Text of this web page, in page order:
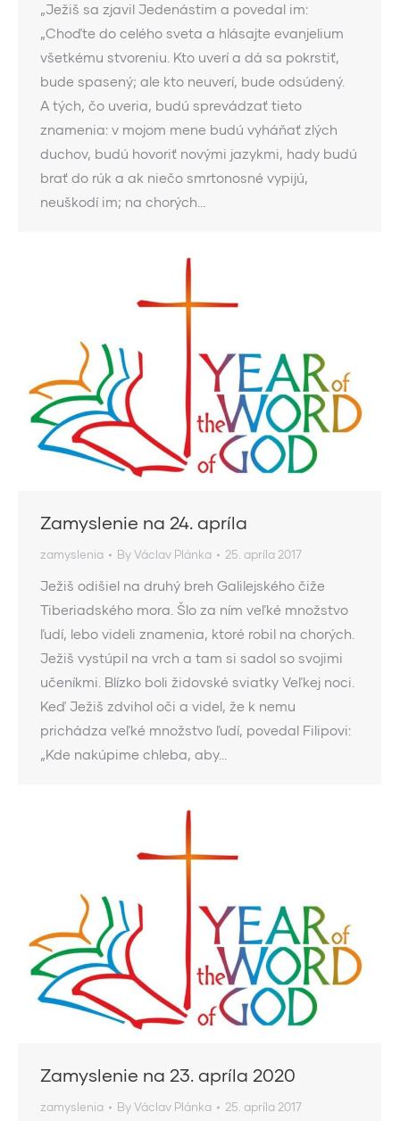
„Ježiš sa zjavil Jedenástim a povedal im:
„Choďte do celého sveta a hlásajte evanjelium
všetkému stvoreniu. Kto uverí a dá sa pokrstiť,
bude spasený; ale kto neuverí, bude odsúdený.
A tých, čo uveria, budú sprevádzať tieto
znamenia: v mojom mene budú vyháňať zlých
duchov, budú hovoriť novými jazykmi, hady budú
brať do rúk a ak niečo smrtonosné vypijú,
neuškodí im; na chorých…
Zamyslenie na 24. apríla
zamyslenia ByVáclav Plánka 25. apríla 2017
Ježiš odišiel na druhý breh Galilejského čiže
Tiberiadského mora. Šlo za ním veľké množstvo
ľudí, lebo videli znamenia, ktoré robil na chorých.
Ježiš vystúpil na vrch a tam si sadol so svojimi
učeníkmi. Blízko boli židovské sviatky Veľkej noci.
Keď Ježiš zdvihol oči a videl, že k nemu
prichádza veľké množstvo ľudí, povedal Filipovi:
„Kde nakúpime chleba, aby…
Zamyslenie na 23. apríla 2020
zamyslenia ByVáclav Plánka 25. apríla 2017